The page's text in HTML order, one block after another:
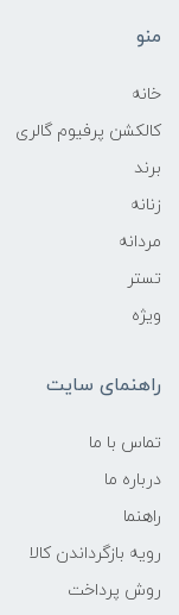
منو
خانه
کالکشن پرفیوم گالری
برند
زنانه
مردانه
تستر
ویژه
راهنمای سایت
تماس با ما
درباره ما
راهنما
رویه‌ بازگرداندن کالا
روش پرداخت